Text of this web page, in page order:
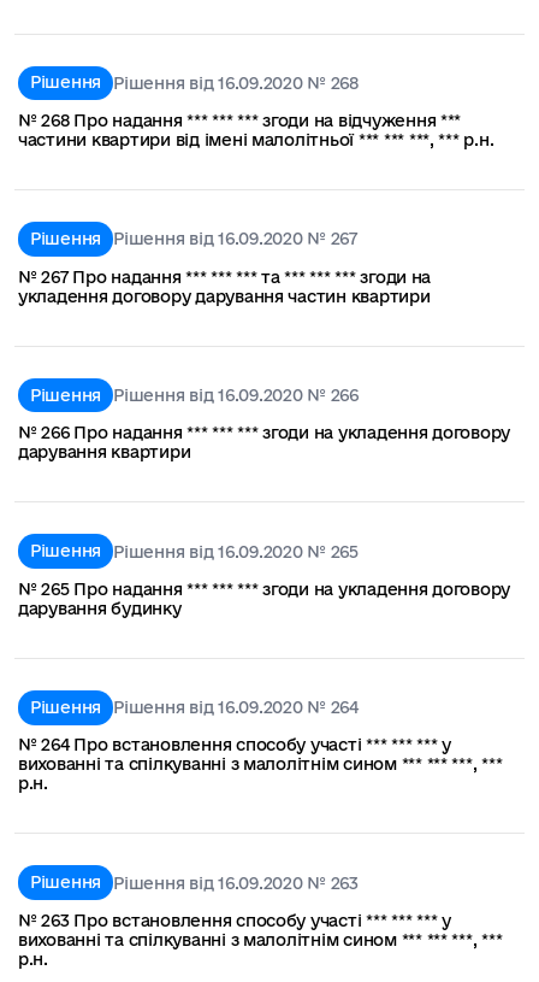
Рішення
Рішення від 16.09.2020 № 268
№ 268 Про надання *** *** *** згоди на відчуження ***
частини квартири від імені малолітньої *** *** ***, *** р.н.
Рішення
Рішення від 16.09.2020 № 267
№ 267 Про надання *** *** *** та *** *** *** згоди на
укладення договору дарування частин квартири
Рішення
Рішення від 16.09.2020 № 266
№ 266 Про надання *** *** *** згоди на укладення договору
дарування квартири
Рішення
Рішення від 16.09.2020 № 265
№ 265 Про надання *** *** *** згоди на укладення договору
дарування будинку
Рішення
Рішення від 16.09.2020 № 264
№ 264 Про встановлення способу участі *** *** *** у
вихованні та спілкуванні з малолітнім сином *** *** ***, ***
р.н.
Рішення
Рішення від 16.09.2020 № 263
№ 263 Про встановлення способу участі *** *** *** у
вихованні та спілкуванні з малолітнім сином *** *** ***, ***
р.н.